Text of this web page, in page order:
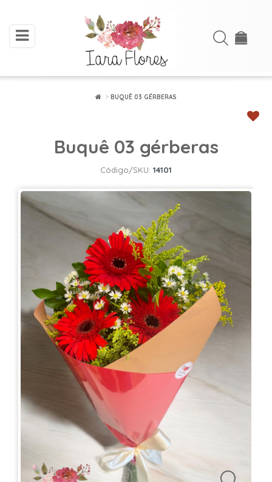
toggle
navigation
Acessar
ARRANJOS
BUQUÊS
CESTAS
PARA
PARA
BUQUÊ 03 GÉRBERAS
Buquê 03 gérberas
Código/SKU: 14101